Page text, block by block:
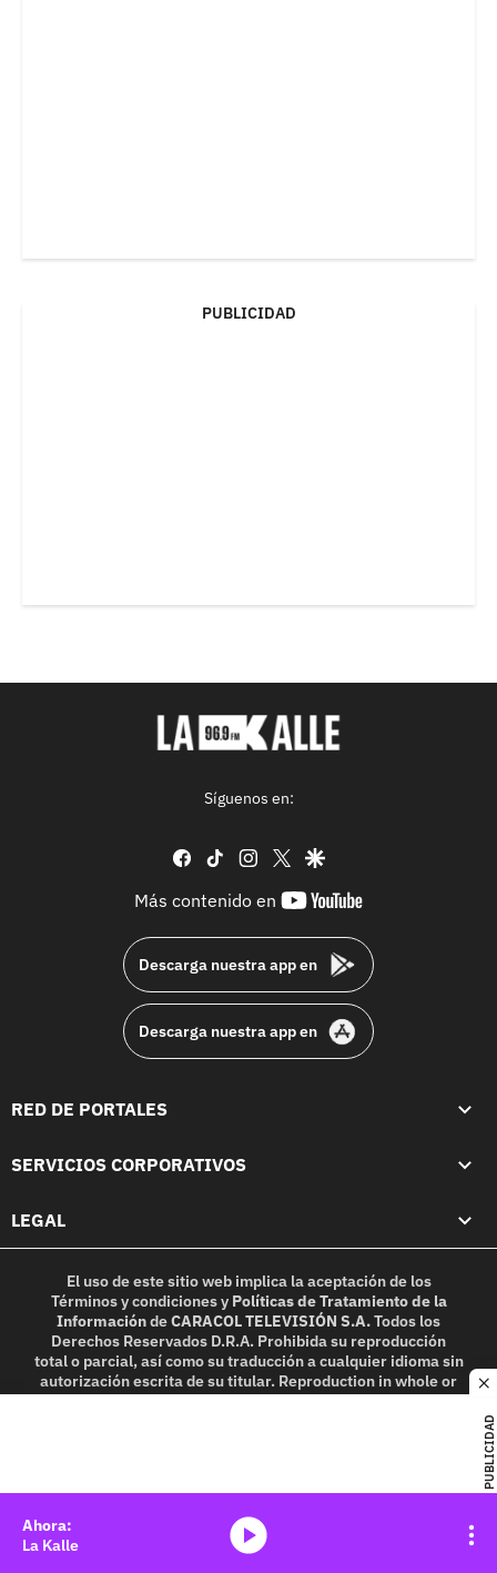
PUBLICIDAD
PUBLICIDAD
Síguenos en:
facebook
tiktok instagram
twittergoogle
Más contenido en
youtube-
Descarga nuestra app en
Descarga nuestra app en
RED DE PORTALES
SERVICIOS CORPORATIVOS
LEGAL
El uso de este sitio web implica la aceptación de los
Términos y condicionesy Políticas de Tratamiento de la
InformacióndeCARACOL TELEVISIÓN S.A.Todos los
Derechos Reservados D.R.A. Prohibida su reproducción
total o parcial, así como su traducción a cualquier idioma sin
autorización escrita de su titular. Reproduction in whole or
in part, or translation without written permission is
La Kalle